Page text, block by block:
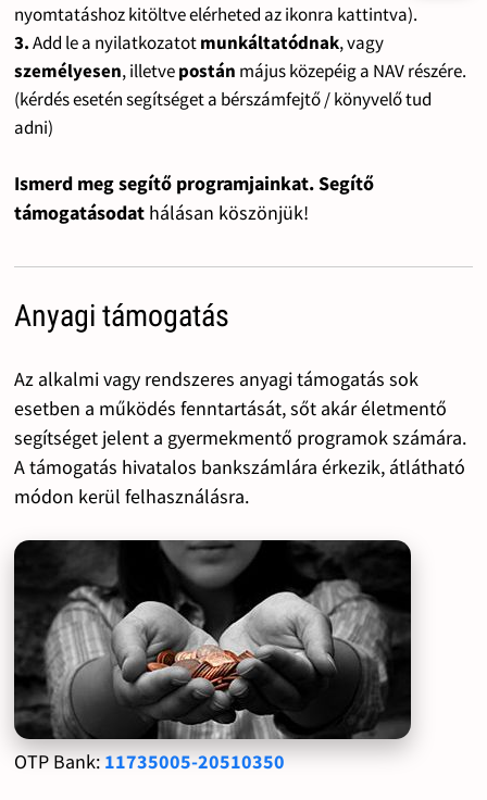
nyomtatáshoz kitöltve elérheted az ikonra kattintva).
3.Add le a nyilatkozatotmunkáltatódnak, vagy
személyesen, illetvepostán május közepéig a NAV részére.
(kérdés esetén segítséget a bérszámfejtő / könyvelő tud
adni)
Ismerd meg segítő programjainkat. Segítő
támogatásodat hálásan köszönjük!
Anyagi támogatás
Az alkalmi vagy rendszeres anyagi támogatás sok
esetben a működés fenntartását, sőt akár életmentő
segítséget jelent a gyermekmentő programok számára.
A támogatás hivatalos bankszámlára érkezik, átlátható
módon kerül felhasználásra.
OTP Bank: 11735005-20510350